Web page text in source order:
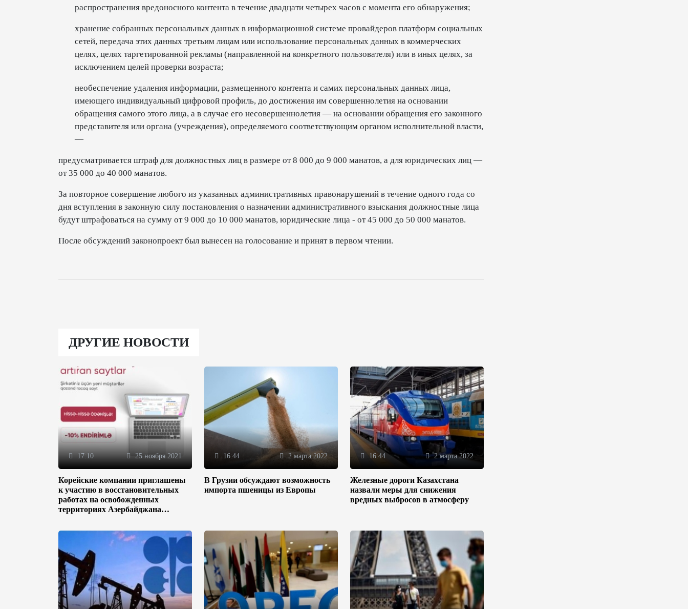
распространения вредоносного контента в течение двадцати четырех часов с момента его обнаружения;
хранение собранных персональных данных в информационной системе провайдеров платформ социальных
сетей, передача этих данных третьим лицам или использование персональных данных в коммерческих
целях, целях таргетированной рекламы (направленной на конкретного пользователя) или в иных целях, за
исключением целей проверки возраста;
необеспечение удаления информации, размещенного контента и самих персональных данных лица,
имеющего индивидуальный цифровой профиль, до достижения им совершеннолетия на основании
обращения самого этого лица, а в случае его несовершеннолетия — на основании обращения его законного
представителя или органа (учреждения), определяемого соответствующим органом исполнительной власти,
—
предусматривается штраф для должностных лиц в размере от 8 000 до 9 000 манатов, а для юридических лиц —
от 35 000 до 40 000 манатов.
За повторное совершение любого из указанных административных правонарушений в течение одного года со
дня вступления в законную силу постановления о назначении административного взыскания должностные лица
будут штрафоваться на сумму от 9 000 до 10 000 манатов, юридические лица - от 45 000 до 50 000 манатов.
После обсуждений законопроект был вынесен на голосование и принят в первом чтении.
ДРУГИЕ НОВОСТИ
17:10 25 ноября 2021
Корейские компании приглашены
к участию в восстановительных
работах на освобожденных
территориях Азербайджана
16:44 2 марта 2022
В Грузии обсуждают возможность
импорта пшеницы из Европы
16:44 2 марта 2022
Железные дороги Казахстана
назвали меры для снижения
вредных выбросов в атмосферу